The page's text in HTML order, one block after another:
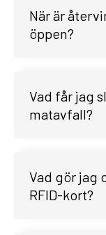
När är
öppen?
Vad får jag
matavfall?
Vad gör jag
RFID-kort?